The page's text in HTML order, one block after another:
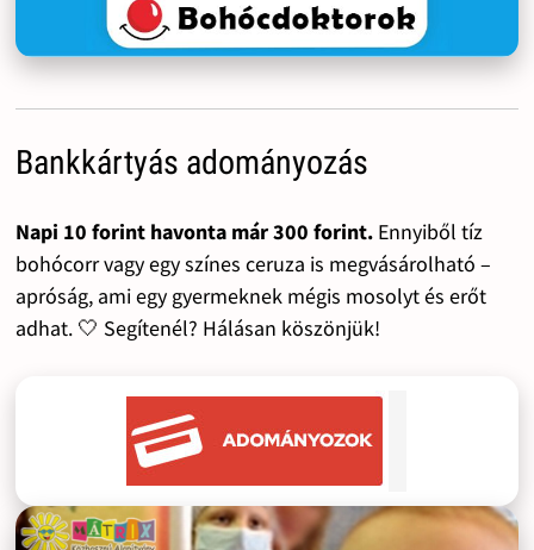
Bankkártyás adományozás
Napi 10 forint havonta már 300 forint.Ennyiből tíz
bohócorr vagy egy színes ceruza is megvásárolható –
apróság, ami egy gyermeknek mégis mosolyt és erőt
adhat. 🤍 Segítenél? Hálásan köszönjük!